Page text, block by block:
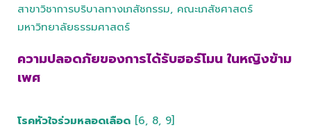
สาขาวิชาการบริบาลทางเภสัชกรรม, คณะเภสัชศาสตร์
มหาวิทยาลัยธรรมศาสตร์
ความปลอดภัยของการได้รับฮอร์โมน ในหญิงข้าม
เพศ
โรคหัวใจร่วมหลอดเลือด [6, 8, 9]